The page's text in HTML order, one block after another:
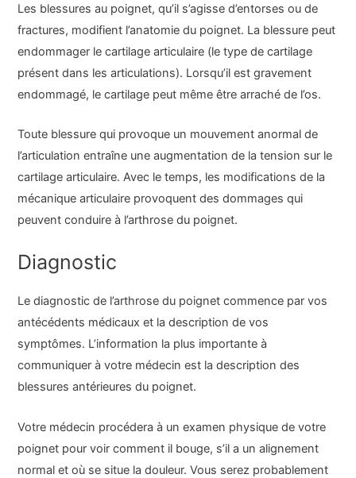
Les blessures au poignet, qu’il s’agisse d’entorses ou de
fractures, modifient l’anatomie du poignet. La blessure peut
endommager le cartilage articulaire (le type de cartilage
présent dans les articulations). Lorsqu’il est gravement
endommagé, le cartilage peut même être arraché de l’os.
Toute blessure qui provoque un mouvement anormal de
l’articulation entraîne une augmentation de la tension sur le
cartilage articulaire. Avec le temps, les modifications de la
mécanique articulaire provoquent des dommages qui
peuvent conduire à l’arthrose du poignet.
Diagnostic
Le diagnostic de l’arthrose du poignet commence par vos
antécédents médicaux et la description de vos
symptômes. L’information la plus importante à
communiquer à votre médecin est la description des
blessures antérieures du poignet.
Votre médecin procédera à un examen physique de votre
poignet pour voir comment il bouge, s’il a un alignement
normal et où se situe la douleur. Vous serez probablement